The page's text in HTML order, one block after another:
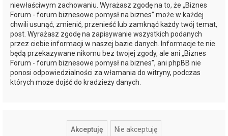
niewłaściwym zachowaniu. Wyrażasz zgodę na to, że „Biznes
Forum - forum biznesowe pomysł na biznes” może w każdej
chwili usunąć, zmienić, przenieść lub zamknąć każdy twój temat,
post. Wyrażasz zgodę na zapisywanie wszystkich podanych
przez ciebie informacji w naszej bazie danych. Informacje te nie
będą przekazywane nikomu bez twojej zgody, ale ani „Biznes
Forum - forum biznesowe pomysł na biznes”, ani phpBB nie
ponosi odpowiedzialności za włamania do witryny, podczas
których może dojść do kradzieży danych.